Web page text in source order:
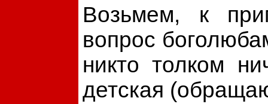
Возьмем, к
вопрос
никто толком
детская